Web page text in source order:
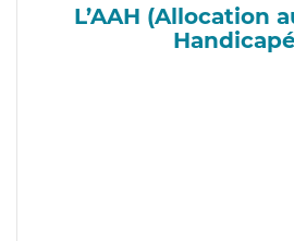
L’AAH (Allocation